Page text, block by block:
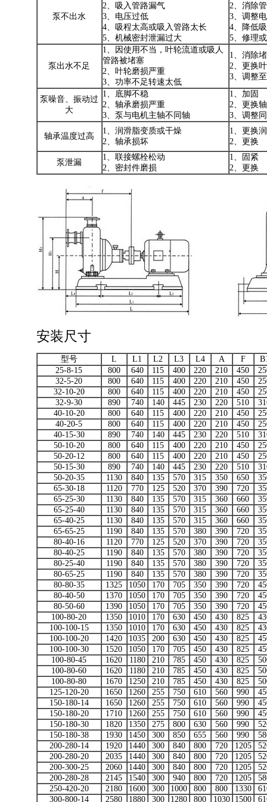
泵不出水
2、吸入管路漏气
3、电压过低
4、吸程太高或吸入管路太长
5、机械密封泄漏过大
2、消除
3、调整
4、降低
5、修理
泵出水不足
1、因使用不当，叶轮流道或吸人
管路被堵塞
2、叶轮磨损严重
3、功率不足转速太低
1、消除
2、更换
3、调整
泵噪音、振动过
大
1、底脚不稳
2、轴承磨损严重
3、泵与电机主轴不同轴
1、加固
2、更换
3、调整
轴承温度过高
1、润滑脂变质或干燥
2、轴承损坏
1、更换
2、更换
泵泄漏
1、联接螺栓松动
2、密封件磨损
1、固紧
2、更换
安装尺寸
型号 L L1 L2 L3 L4 A F
25-8-15
800 640 115 400 220 210 450
32-5-20
800 640 115 400 220 210 450
32-10-20
800 640 115 400 220 210 450
32-9-30
890 740 140 445 230 220 510
40-10-20
800 640 115 400 220 210 450
40-20-5
800 640 115 400 220 210 450
40-15-30
890 740 140 445 230 220 510
50-10-20
800 640 115 400 220 210 450
50-20-12
800 640 115 400 220 210 450
50-15-30
890 740 140 445 230 220 510
50-20-35
1130 840 135 570 315 350 650
65-30-18
1120 770 125 520 370 390 720
65-25-30
1130 840 135 570 315 360 660
65-25-40
1130 840 135 570 315 360 660
65-40-25
1130 840 135 570 315 360 660
65-65-25
1190 840 135 570 380 390 720
80-40-16
1120 770 125 520 370 390 720
80-40-25
1190 840 135 570 380 390 720
80-25-40
1190 840 135 570 380 390 720
80-65-25
1190 840 135 570 380 390 720
80-80-35
1325 1050 170 705 350 390 720
80-40-50
1370 1050 170 705 350 390 720
80-50-60
1390 1050 170 705 350 390 720
100-80-20
1350 1010 170 630 450 430 825
100-100-15
1350 1010 170 630 450 430 825
100-100-20
1420 1035 200 630 450 430 825
100-100-30
1520 1050 170 705 450 430 825
100-80-45
1620 1180 210 785 450 430 825
100-80-60
1620 1180 210 785 450 430 825
100-80-80
1670 1250 210 785 450 430 825
125-120-20
1650 1260 255 750 610 560 990
150-180-14
1650 1260 255 750 610 560 990
150-180-20
1710 1260 255 750 610 560 990
150-180-30
1820 1350 275 800 630 560 990
150-180-38
1930 1450 300 850 655 560 990
200-280-14
1920 1440 300 840 800 720 1205
200-280-20
2035 1440 300 840 800 720 1205
200-300-25
2060 1440 300 840 800 720 1205
200-280-28
2145 1540 300 940 800 720 1205
250-420-20
2180 1600 300 1000 800 800 1330
300-800-14
2580 1880 300 1280 800 1030 1500